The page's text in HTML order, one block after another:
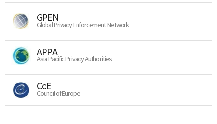
GPEN
Global Privacy Enforcement Network
APPA
Asia Pacific Privacy Authorities
CoE
Council of Europe